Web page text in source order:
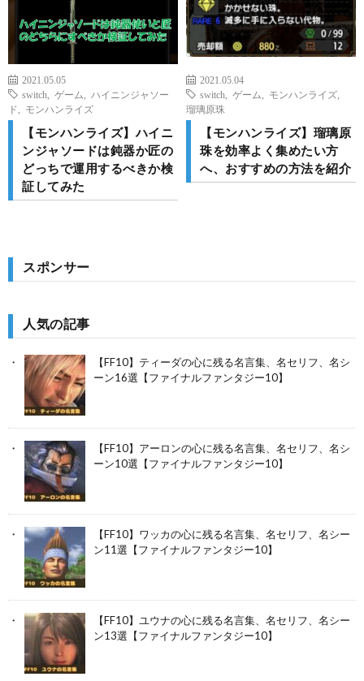
2021.05.05
switch
ゲーム
ハイニンジャソー
ド
モンハンライズ
【モンハンライズ】ハイニ
ンジャソードは鈍器か匠の
どっちで運用するべきか検
証してみた
2021.05.04
switch
ゲーム モンハンライズ
瑠璃原珠
【モンハンライズ】瑠璃原
珠を効率よく集めたい方
へ、おすすめの方法を紹介
スポンサー
人気の記事
【FF10】ティーダの心に残る名言集、名セリフ、名シ
ーン16選【ファイナルファンタジー10】
【FF10】アーロンの心に残る名言集、名セリフ、名シ
ーン10選【ファイナルファンタジー10】
【FF10】ワッカの心に残る名言集、名セリフ、名シー
ン11選【ファイナルファンタジー10】
【FF10】ユウナの心に残る名言集、名セリフ、名シー
ン13選【ファイナルファンタジー10】